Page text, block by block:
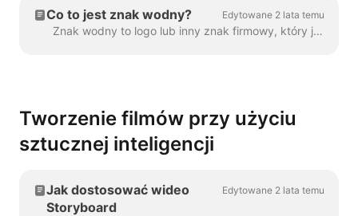
Co to jest znak wodny? Edytowane 2 lata temu
Znak wodny to logo lub inny znak firmowy, który jest wyświetlany w całym filmie. Za pomocą znaku wodnego można nadać swoim filmom...
Tworzenie filmów przy użyciu
sztucznej inteligencji
Jak dostosować wideo
Storyboard
Edytowane 2 lata temu